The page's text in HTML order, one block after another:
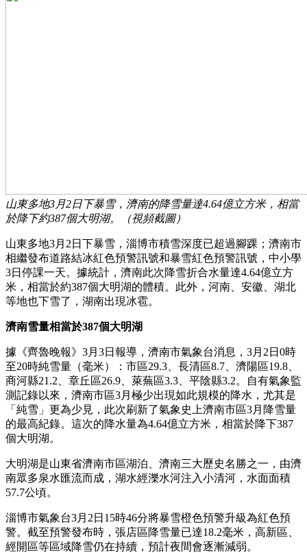
山東多地3月2日下暴雪，濟南的降雪量達4.64億立方米，相當
於降下約387個大明湖。（視頻截圖）
山東多地3月2日下暴雪，淄博市積雪深度已超過腳踝；濟南市
相繼發布道路結冰紅色預警訊號和暴雪紅色預警訊號，中小學
3日停課一天。據統計，濟南此次降雪折合水量達4.64億立方
米，相當於約387個大明湖的體積。此外，河南、安徽、湖北
等地也下雪了，湖南出現冰雹。
濟南雪量相當於387個大明湖
據《齊魯晚報》3月3日報導，濟南市氣象台消息，3月2日0時
至20時純雪量（毫米）：市區29.3、長清區8.7、濟陽區19.8、
商河縣21.2、章丘區26.9、萊蕪區3.3、平陰縣3.2。自有氣象監
測記錄以來，濟南市區3月極少出現如此規模的降水，尤其是
「純雪」更為少見，此次刷新了氣象史上濟南市區3月降雪量
的最高紀錄。這次的降水量為4.64億立方米，相當於降下387
個大明湖。
大明湖是山東省濟南市區湖泊、濟南三大歷史名勝之一，由濟
南眾多泉水匯流而成，湖水經濼水河注入小清河，水面面積
57.7公頃。
淄博市氣象台3月2日15時46分將暴雪橙色預警升級為紅色預
警。截至預警發布時，張店區降雪量已達18.2毫米，高新區、
經開區等區域降雪仍在持續，預計夜間會逐漸減弱。